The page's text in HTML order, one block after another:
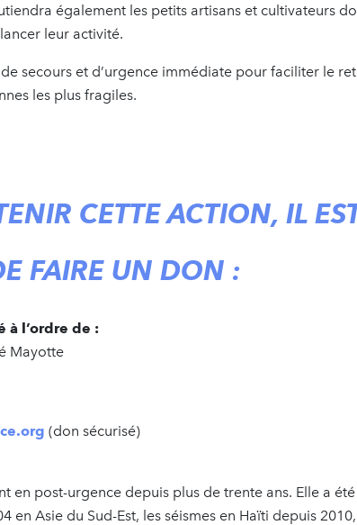
également les petits artisans et cultivateurs
leur activité.
secours et d’urgence immédiate pour faciliter le
les plus fragiles.
CETTE ACTION, IL
FAIRE UN DON :
à l’ordre de :
Mayotte
(don sécurisé)
en post-urgence depuis plus de trente ans. Elle a été
en Asie du Sud-Est, les séismes en Haïti depuis